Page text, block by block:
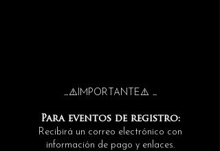
_⚠️IMPORTANTE⚠️ _
Para eventos de registro:
Recibirá un correo electrónico con
información de pago y enlaces.